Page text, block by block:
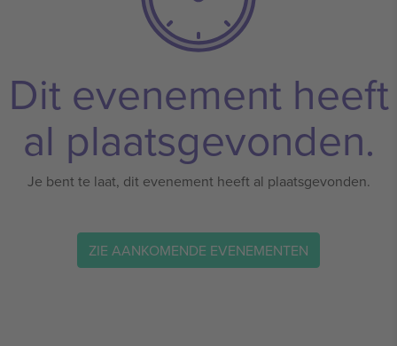
Dit evenement heeft
al plaatsgevonden.
Je bent te laat, dit evenement heeft al plaatsgevonden.
ZIE AANKOMENDE EVENEMENTEN